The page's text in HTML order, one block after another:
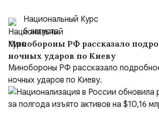
Национальный Курс
5 августа
Минобороны РФ рассказало
ночных ударов по Киеву
Минобороны РФ рассказало
ночных ударов по Киеву.